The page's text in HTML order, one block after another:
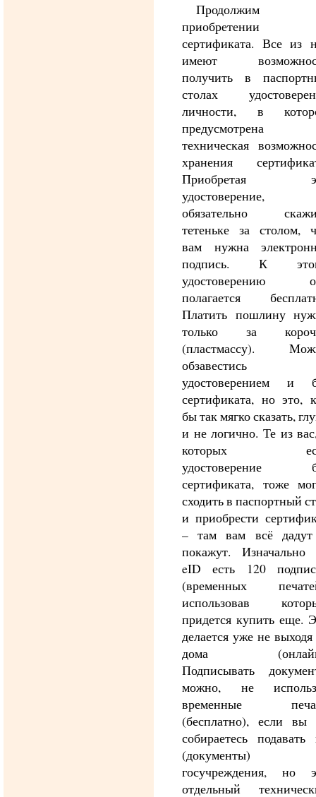
Продолжим
приобретении
сертификата. Все из
имеют
получить в
столах
личности, в
предусмотрена
техническая
хранения
Приобретая
удостоверение,
обязательно
тетеньке за столом,
вам нужна
подпись. К
удостоверению
полагается
Платить пошлину
только за
(пластмассу).
обзавестись
удостоверением и
сертификата, но это,
бы так мягко сказать,
и не логично. Те из
которых
удостоверение
сертификата, тоже
сходить в паспортный
и приобрести
– там вам всё
покажут. Изначально
eID есть 120
(временных
использовав
придется купить еще.
делается уже не выходя
дома
Подписывать
можно, не
временные
(бесплатно), если вы
собираетесь подавать
(документы)
госучреждения, но
отдельный